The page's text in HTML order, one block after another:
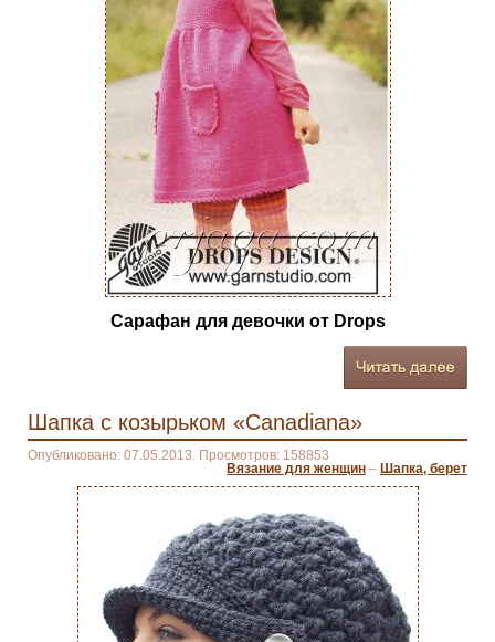
Сарафан для девочки от Drops
Шапка с козырьком «Canadiana»
Опубликовано: 07.05.2013. Просмотров: 158853
Вязание для женщин – Шапка, берет